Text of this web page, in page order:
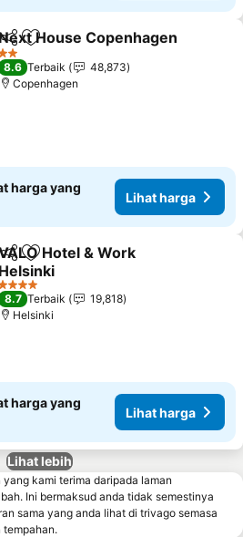
KongsiTambah ke favorit
Next House Copenhagen
2 Bintang
8.6 Terbaik
48,873
Copenhagen
harga yang
Lihat harga
KongsiTambah ke favorit
Hotel & Work
Helsinki
4 Bintang
8.7 Terbaik
19,818
Helsinki
harga yang
Lihat harga
Lihat lebih
kami terima daripada laman
Ini bermaksud anda tidak semestinya
sama yang anda lihat di trivago semasa
tempahan.